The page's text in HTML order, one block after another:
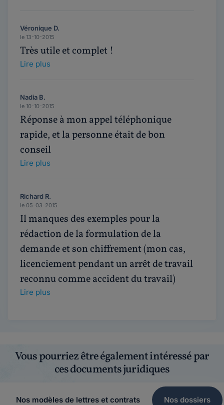
Véronique D.
le 13-10-2015
Très utile et complet !
Lire plus
Nadia B.
le 10-10-2015
Réponse à mon appel téléphonique
rapide, et la personne était de bon
conseil
Lire plus
Richard R.
le 05-03-2015
Il manques des exemples pour la
rédaction de la formulation de la
demande et son chiffrement (mon cas,
licenciement pendant un arrêt de travail
reconnu comme accident du travail)
Lire plus
Vous pourriez être également intéressé par
ces documents juridiques
Nos modèles de lettres et contrats Nos dossiers